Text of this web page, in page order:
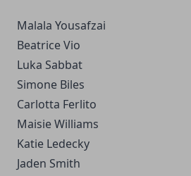
Malala Yousafzai
Beatrice Vio
Luka Sabbat
Simone Biles
Carlotta Ferlito
Maisie Williams
Katie Ledecky
Jaden Smith